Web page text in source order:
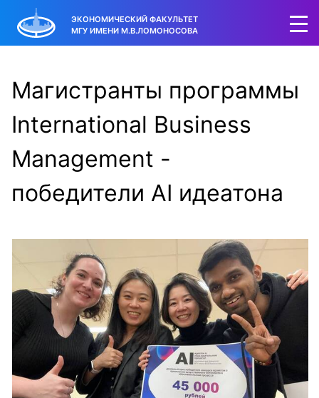
ЭКОНОМИЧЕСКИЙ ФАКУЛЬТЕТ
МГУ ИМЕНИ М.В.ЛОМОНОСОВА
Магистранты программы
International Business
Management -
победители AI идеатона